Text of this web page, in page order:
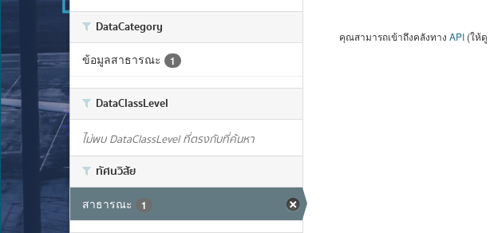
DataCategory
ข้อมูลสาธารณะ 1
DataClassLevel
ไม่พบ DataClassLevel ที่ตรงกับที่ค้นหา
ทัศนวิสัย
สาธารณะ 1
คุณสามารถเข้าถึงคลังทาง API (ให้ดู